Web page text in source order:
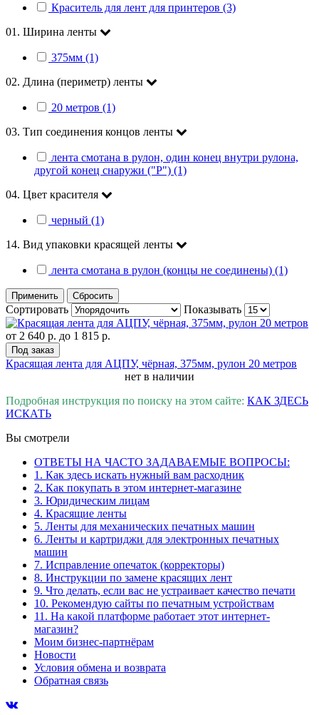
Краситель для лент для принтеров (3)
01. Ширина ленты
375мм (1)
02. Длина (периметр) ленты
20 метров (1)
03. Тип соединения концов ленты
лента смотана в рулон, один конец внутри рулона,
другой конец снаружи ("Р") (1)
04. Цвет красителя
черный (1)
14. Вид упаковки красящей ленты
лента смотана в рулон (концы не соединены) (1)
Применить Сбросить
Сортировать Показывать
от 2 640 р. до 1 815 р.
Под заказ
Красящая лента для АЦПУ, чёрная, 375мм, рулон 20 метров
нет в наличии
Подробная инструкция по поиску на этом сайте: КАК ЗДЕСЬ
ИСКАТЬ
Вы смотрели
ОТВЕТЫ НА ЧАСТО ЗАДАВАЕМЫЕ ВОПРОСЫ:
1. Как здесь искать нужный вам расходник
2. Как покупать в этом интернет-магазине
3. Юридическим лицам
4. Красящие ленты
5. Ленты для механических печатных машин
6. Ленты и картриджи для электронных печатных
машин
7. Исправление опечаток (корректоры)
8. Инструкции по замене красящих лент
9. Что делать, если вас не устраивает качество печати
10. Рекомендую сайты по печатным устройствам
11. На какой платформе работает этот интернет-
магазин?
Моим бизнес-партнёрам
Новости
Условия обмена и возврата
Обратная связь